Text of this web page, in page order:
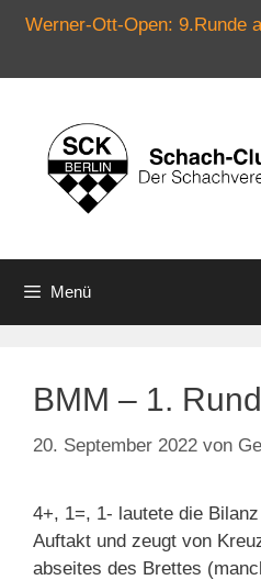
Werner-Ott-Open: 9.Runde
springen
Menü
BMM – 1.
20. September 2022 von
4+, 1=, 1- lautete die
Auftakt und zeugt von
abseites des Brettes